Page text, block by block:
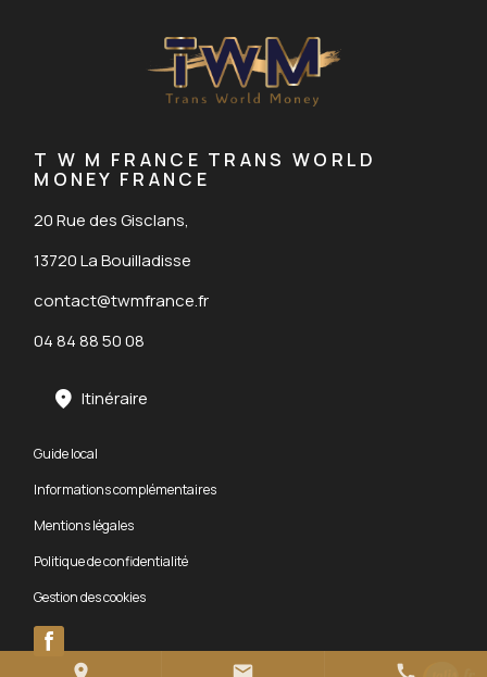
place mail call
T W M FRANCE TRANS WORLD
MONEY FRANCE
20 Rue des Gisclans,
13720 La Bouilladisse
contact@twmfrance.fr
04 84 88 50 08
Itinéraire
Guide local
Informations complémentaires
Mentions légales
Politique de confidentialité
Gestion des cookies